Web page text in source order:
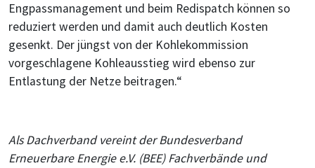
Engpassmanagement und beim Redispatch können so
reduziert werden und damit auch deutlich Kosten
gesenkt. Der jüngst von der Kohlekommission
vorgeschlagene Kohleausstieg wird ebenso zur
Entlastung der Netze beitragen.“
Als Dachverband vereint der Bundesverband
Erneuerbare Energie e.V. (BEE) Fachverbände und